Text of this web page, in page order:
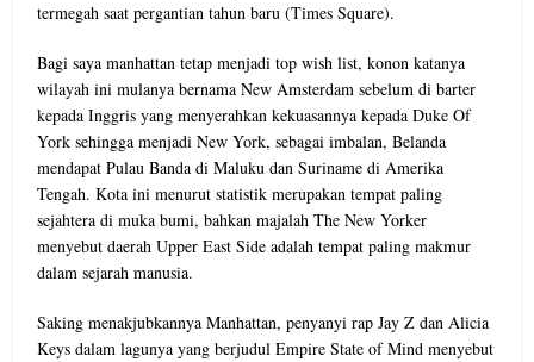
termegah saat pergantian tahun baru (Times Square).
Bagi saya manhattan tetap menjadi top wish list, konon katanya
wilayah ini mulanya bernama New Amsterdam sebelum di barter
kepada Inggris yang menyerahkan kekuasannya kepada Duke Of
York sehingga menjadi New York, sebagai imbalan, Belanda
mendapat Pulau Banda di Maluku dan Suriname di Amerika
Tengah. Kota ini menurut statistik merupakan tempat paling
sejahtera di muka bumi, bahkan majalah The New Yorker
menyebut daerah Upper East Side adalah tempat paling makmur
dalam sejarah manusia.
Saking menakjubkannya Manhattan, penyanyi rap Jay Z dan Alicia
Keys dalam lagunya yang berjudul Empire State of Mind menyebut